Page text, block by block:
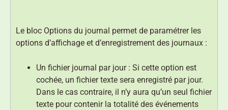
Le bloc Options du journal permet de paramétrer les
options d’affichage et d’enregistrement des journaux :
Un fichier journal par jour : Si cette option est
cochée, un fichier texte sera enregistré par jour.
Dans le cas contraire, il n’y aura qu’un seul fichier
texte pour contenir la totalité des événements